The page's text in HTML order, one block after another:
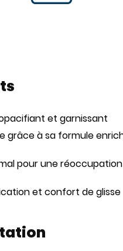
et garnissant
grâce à sa formule
pour une
et confort de glisse